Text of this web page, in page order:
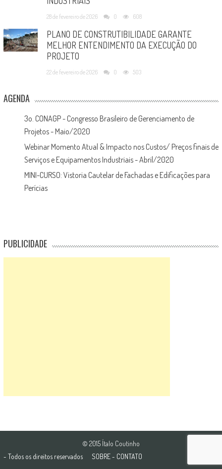
28 de fevereiro de 2026 0 608
PLANO DE CONSTRUTIBILIDADE GARANTE
MELHOR ENTENDIMENTO DA EXECUÇÃO DO
PROJETO
22 de fevereiro de 2026 0 503
AGENDA
3o. CONAGP - Congresso Brasileiro de Gerenciamento de
Projetos - Maio/2020
Webinar Momento Atual & Impacto nos Custos/ Preços finais de
Serviços e Equipamentos Industriais - Abril/2020
MINI-CURSO: Vistoria Cautelar de Fachadas e Edificações para
Perícias
PUBLICIDADE
© 2015 Ítalo Coutinho
- Todos os direitos reservados SOBRE- CONTATO